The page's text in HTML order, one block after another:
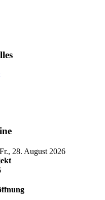
Fr., 28. August 2026